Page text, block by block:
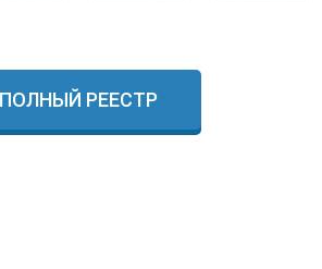
ПОЛНЫЙ РЕЕСТР